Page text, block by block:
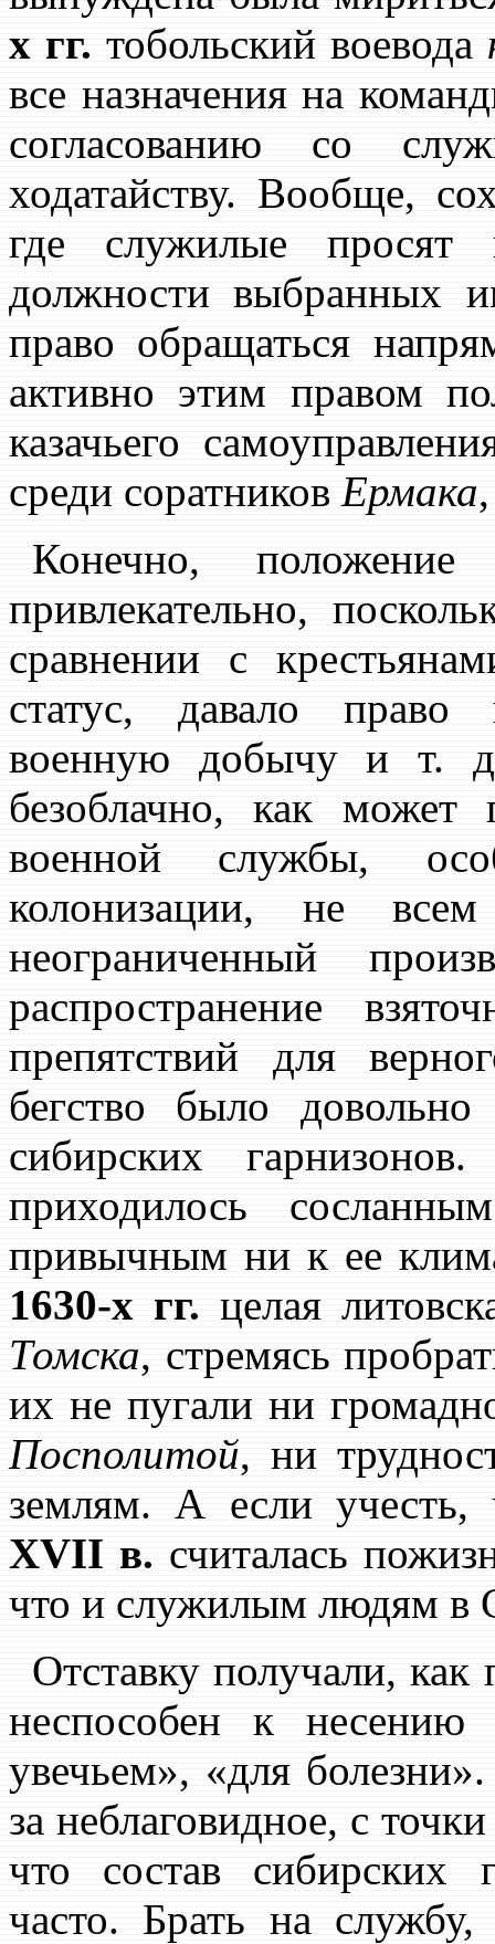
х гг. тобольский воевода
все назначения на
согласованию со
ходатайству. Вообще,
где служилые
должности выбранных
право обращаться
активно этим правом
казачьего
среди соратников Ермака
Конечно,
привлекательно,
сравнении с
статус, давало право
военную добычу и т.
безоблачно, как может
военной службы,
колонизации, не
неограниченный
распространение
препятствий для
бегство было
сибирских
приходилось
привычным ни к ее
1630-х гг. целая
Томска, стремясь
их не пугали ни
Посполитой, ни
землям. А если учесть,
XVII в. считалась
что и служилым людям в
Отставку получали,
неспособен к несению
увечьем», «для
за неблаговидное, с
что состав сибирских
часто. Брать на